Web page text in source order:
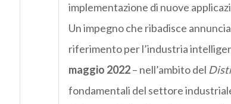
implementazione di nuove
Un impegno che ribadisce
riferimento per l’industria
maggio 2022– nell’ambito del
fondamentali del settore